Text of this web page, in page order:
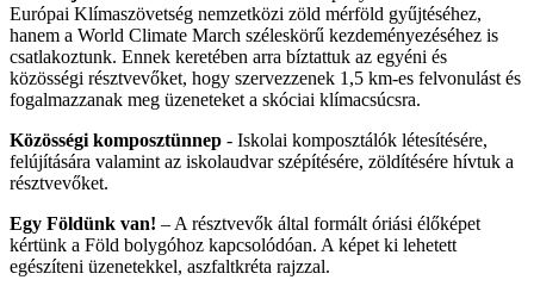
Európai Klímaszövetség nemzetközi zöld mérföld gyűjtéséhez,
hanem a World Climate March széleskörű kezdeményezéséhez is
csatlakoztunk. Ennek keretében arra bíztattuk az egyéni és
közösségi résztvevőket, hogy szervezzenek 1,5 km-es felvonulást és
fogalmazzanak meg üzeneteket a skóciai klímacsúcsra.
Közösségi komposztünnep ‐ Iskolai komposztálók létesítésére,
felújítására valamint az iskolaudvar szépítésére, zöldítésére hívtuk a
résztvevőket.
Egy Földünk van! – A résztvevők által formált óriási élőképet
kértünk a Föld bolygóhoz kapcsolódóan. A képet ki lehetett
egészíteni üzenetekkel, aszfaltkréta rajzzal.